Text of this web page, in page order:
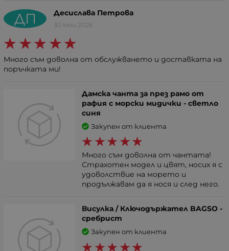
ДП Десислава Петрова
30 юни 2026
Много съм доволна от обслужването и доставката на
поръчката ми!
Дамска чанта за през рамо от
рафия с морски мидички - светло
синя
Закупен от клиента
Много съм доволна от чантата!
Страхотен модел и цвят, носих я с
удоволствие на морето и
продължавам да я нося и след него.
Висулка / Ключодържател BAGSO -
сребрист
Закупен от клиента